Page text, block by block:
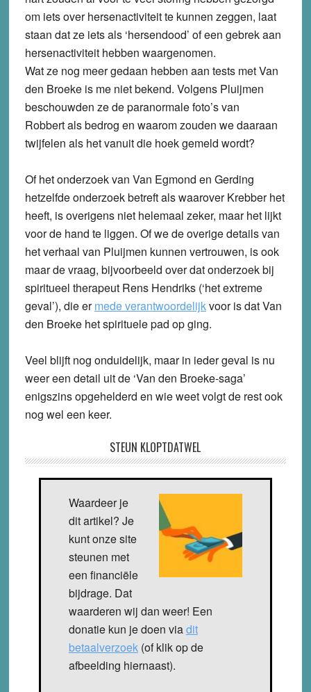
om iets over hersenactiviteit te kunnen zeggen, laat
staan dat ze iets als ‘hersendood’ of een gebrek aan
hersenactiviteit hebben waargenomen.
Wat ze nog meer gedaan hebben aan tests met Van
den Broeke is me niet bekend. Volgens Pluijmen
beschouwden ze de paranormale foto’s van
Robbert als bedrog en waarom zouden we daaraan
twijfelen als het vanuit die hoek gemeld wordt?
Of het onderzoek van Van Egmond en Gerding
hetzelfde onderzoek betreft als waarover Krebber het
heeft, is overigens niet helemaal zeker, maar het lijkt
voor de hand te liggen. Of we de overige details van
het verhaal van Pluijmen kunnen vertrouwen, is ook
maar de vraag, bijvoorbeeld over dat onderzoek bij
spiritueel therapeut Rens Hendriks (‘het extreme
geval’), die ermede verantwoordelijkvoor is dat Van
den Broeke het spirituele pad op ging.
Veel blijft nog onduidelijk, maar in ieder geval is nu
weer een detail uit de ‘Van den Broeke-saga’
enigszins opgehelderd en wie weet volgt de rest ook
nog wel een keer.
STEUN KLOPTDATWEL
Waardeer je
dit artikel? Je
kunt onze site
steunen met
een financiële
bijdrage. Dat
waarderen wij dan weer! Een
donatie kun je doen viadit
betaalverzoek(of klik op de
afbeelding hiernaast).